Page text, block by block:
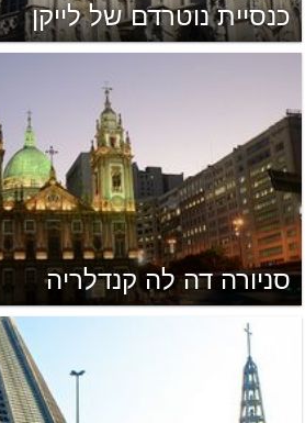
כנסיית נוטרדם של לייקן
סניורה דה לה קנדלריה